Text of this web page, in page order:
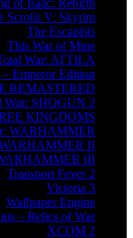
of Isaac: Rebirth
Scrolls V: Skyrim
The Escapists
This War of Mine
War: ATTILA
Emperor Edition
REMASTERED
War: SHOGUN 2
KINGDOMS
WARHAMMER
II
III
Transport Fever 2
Victoria 3
Wallpaper Engine
– Relics of War
XCOM 2